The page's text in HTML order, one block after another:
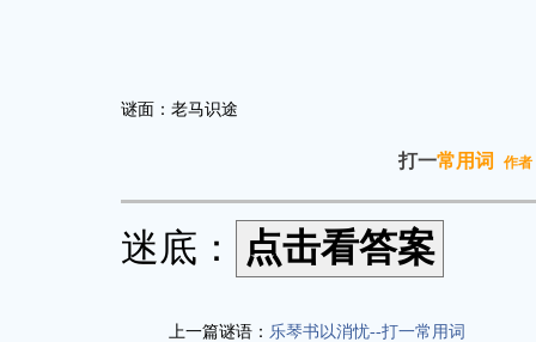
谜面：老马识途
打一常用词 作者
迷底：
上一篇谜语： 乐琴书以消忧--打一常用词